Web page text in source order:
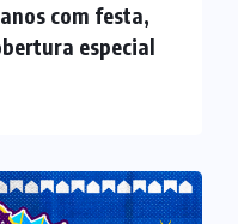
com festa,
especial